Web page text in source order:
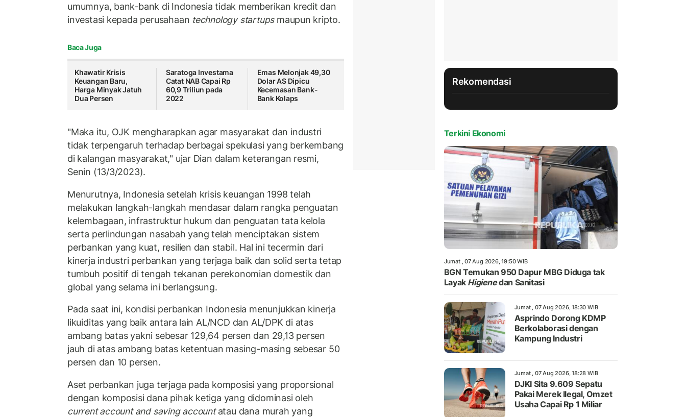
umumnya, bank-bank di Indonesia tidak memberikan kredit dan
investasi kepada perusahaan technology startupsmaupun kripto.
Baca Juga
Khawatir Krisis
Keuangan Baru,
Harga Minyak Jatuh
Dua Persen
Saratoga Investama
Catat NAB Capai Rp
60,9 Triliun pada
2022
Emas Melonjak 49,30
Dolar AS Dipicu
Kecemasan Bank-
Bank Kolaps
"Maka itu, OJK mengharapkan agar masyarakat dan industri
tidak terpengaruh terhadap berbagai spekulasi yang berkembang
di kalangan masyarakat," ujar Dian dalam keterangan resmi,
Senin (13/3/2023).
Menurutnya, Indonesia setelah krisis keuangan 1998 telah
melakukan langkah-langkah mendasar dalam rangka penguatan
kelembagaan, infrastruktur hukum dan penguatan tata kelola
serta perlindungan nasabah yang telah menciptakan sistem
perbankan yang kuat, resilien dan stabil. Hal ini tecermin dari
kinerja industri perbankan yang terjaga baik dan solid serta tetap
tumbuh positif di tengah tekanan perekonomian domestik dan
global yang selama ini berlangsung.
Pada saat ini, kondisi perbankan Indonesia menunjukkan kinerja
likuiditas yang baik antara lain AL/NCD dan AL/DPK di atas
ambang batas yakni sebesar 129,64 persen dan 29,13 persen
jauh di atas ambang batas ketentuan masing-masing sebesar 50
persen dan 10 persen.
Aset perbankan juga terjaga pada komposisi yang proporsional
dengan komposisi dana pihak ketiga yang didominasi oleh
current account and saving accountatau dana murah yang
Rekomendasi
Terkini Ekonomi
Jumat , 07 Aug 2026, 19:50 WIB
BGN Temukan 950 Dapur MBG Diduga tak
Layak Higienedan Sanitasi
Jumat , 07 Aug 2026, 18:30 WIB
Asprindo Dorong KDMP
Berkolaborasi dengan
Kampung Industri
Jumat , 07 Aug 2026, 18:28 WIB
DJKI Sita 9.609 Sepatu
Pakai Merek Ilegal, Omzet
Usaha Capai Rp 1 Miliar